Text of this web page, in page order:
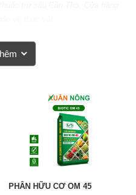
PHÂN HỮU CƠ OM 45